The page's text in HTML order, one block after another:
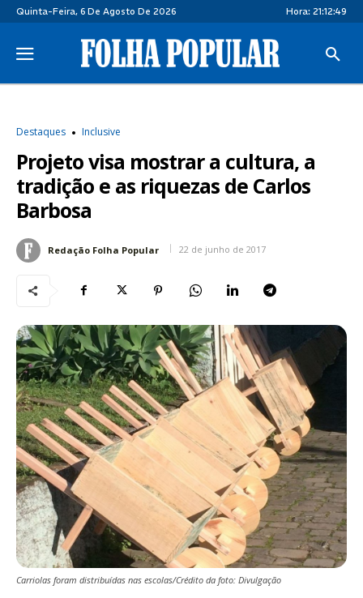
Quinta-Feira, 6 De Agosto De 2026 Hora: 21:12:50
Destaques Inclusive
Projeto visa mostrar a cultura, a
tradição e as riquezas de Carlos
Barbosa
Redação Folha Popular 22 de junho de 2017
Carriolas foram distribuídas nas escolas/Crédito da foto: Divulgação